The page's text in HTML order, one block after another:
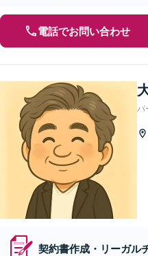
電話でお問い合わせ
パ
契約書作成・リーガル